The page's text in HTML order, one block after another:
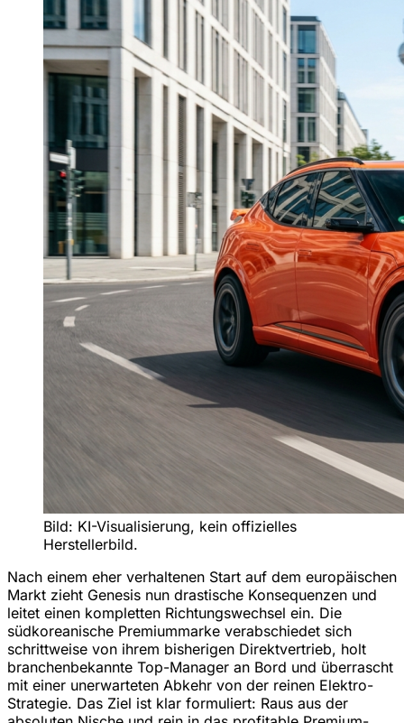
Bild: KI-Visualisierung, kein offizielles
Herstellerbild.
Nach einem eher verhaltenen Start auf dem europäischen
Markt zieht Genesis nun drastische Konsequenzen und
leitet einen kompletten Richtungswechsel ein. Die
südkoreanische Premiummarke verabschiedet sich
schrittweise von ihrem bisherigen Direktvertrieb, holt
branchenbekannte Top-Manager an Bord und überrascht
mit einer unerwarteten Abkehr von der reinen Elektro-
Strategie. Das Ziel ist klar formuliert: Raus aus der